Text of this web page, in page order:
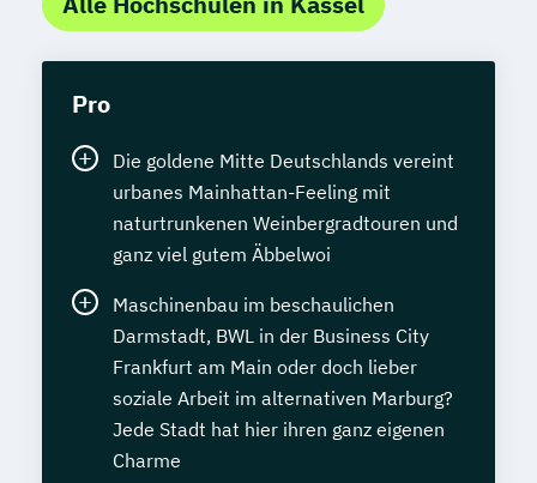
Pro
Die goldene Mitte Deutschlands vereint
urbanes Mainhattan-Feeling mit
naturtrunkenen Weinbergradtouren und
ganz viel gutem Äbbelwoi
Maschinenbau im beschaulichen
Darmstadt, BWL in der Business City
Frankfurt am Main oder doch lieber
soziale Arbeit im alternativen Marburg?
Jede Stadt hat hier ihren ganz eigenen
Charme